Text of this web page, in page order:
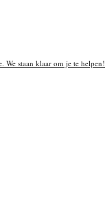
We staan klaar om je te helpen!